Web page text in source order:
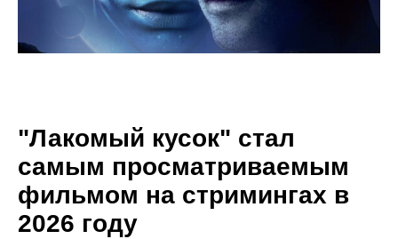
"Лакомый кусок" стал
самым просматриваемым
фильмом на стримингах в
2026 году